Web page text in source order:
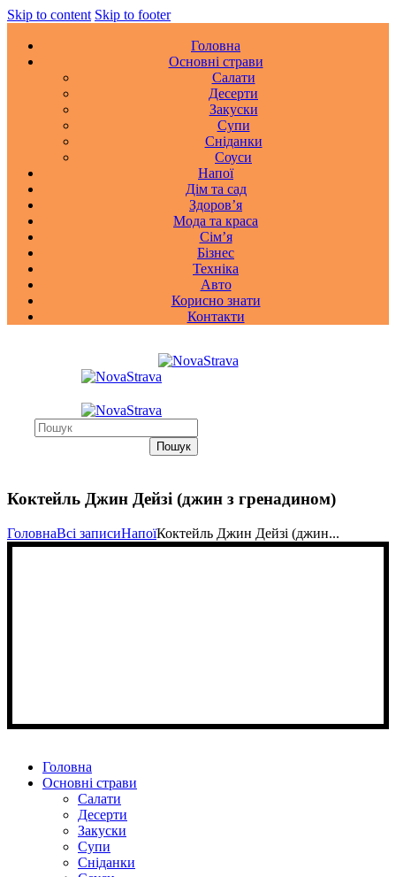
Skip to content Skip to footer
Головна
Основні страви
Салати
Десерти
Закуски
Супи
Сніданки
Соуси
Напої
Дім та сад
Здоровʼя
Мода та краса
Сімʼя
Бізнес
Техніка
Авто
Корисно знати
Контакти
Пошук
Коктейль Джин Дейзі (джин з гренадином)
ГоловнаВсі записиНапоїКоктейль Джин Дейзі (джин...
Головна
Основні страви
Салати
Десерти
Закуски
Супи
Сніданки